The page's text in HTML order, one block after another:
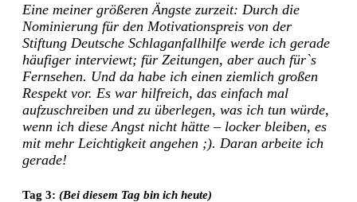
Eine meiner größeren Ängste zurzeit: Durch die
Nominierung für den Motivationspreis von der
Stiftung Deutsche Schlaganfallhilfe werde ich gerade
häufiger interviewt; für Zeitungen, aber auch für`s
Fernsehen. Und da habe ich einen ziemlich großen
Respekt vor. Es war hilfreich, das einfach mal
aufzuschreiben und zu überlegen, was ich tun würde,
wenn ich diese Angst nicht hätte – locker bleiben, es
mit mehr Leichtigkeit angehen ;). Daran arbeite ich
gerade!
Tag 3: (Bei diesem Tag bin ich heute)